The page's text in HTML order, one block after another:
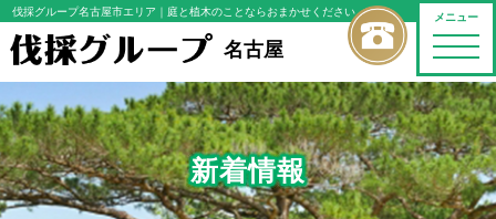
メニュー
toggle
伐採グループ名古屋市エリア ｜庭と植木のことならおまかせください
名古屋
新着情報